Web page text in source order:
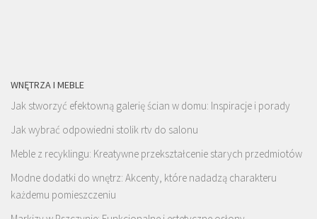
WNĘTRZA I MEBLE
Jak stworzyć efektowną galerię ścian w domu: Inspiracje i porady
Jak wybrać odpowiedni stolik rtv do salonu
Meble z recyklingu: Kreatywne przekształcenie starych przedmiotów
Modne dodatki do wnętrz: Akcenty, które nadadzą charakteru
każdemu pomieszczeniu